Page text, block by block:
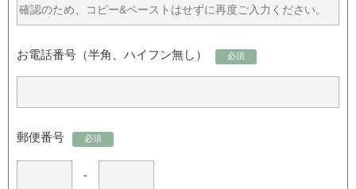
お電話番号（半角、ハイフン無し） 必須
郵便番号 必須
-